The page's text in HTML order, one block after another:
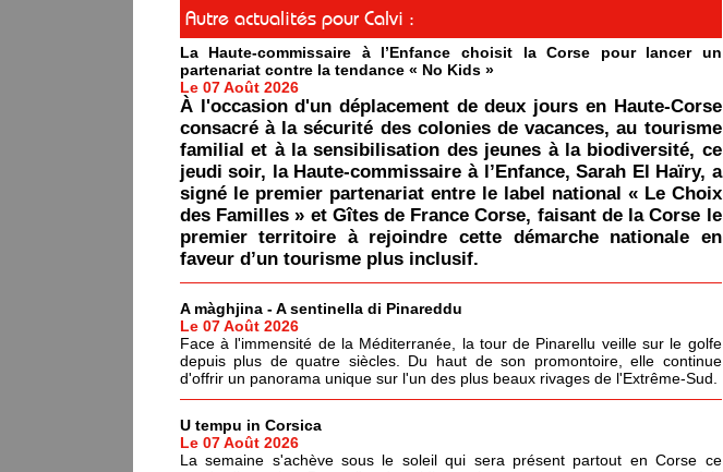
Autre actualités pour Calvi :
La Haute-commissaire à l’Enfance choisit la Corse pour lancer un
partenariat contre la tendance « No Kids »
Le 07 Août 2026
À l'occasion d'un déplacement de deux jours en Haute-Corse
consacré à la sécurité des colonies de vacances, au tourisme
familial et à la sensibilisation des jeunes à la biodiversité, ce
jeudi soir, la Haute-commissaire à l’Enfance, Sarah El Haïry, a
signé le premier partenariat entre le label national « Le Choix
des Familles » et Gîtes de France Corse, faisant de la Corse le
premier territoire à rejoindre cette démarche nationale en
faveur d’un tourisme plus inclusif.
A màghjina - A sentinella di Pinareddu
Le 07 Août 2026
Face à l'immensité de la Méditerranée, la tour de Pinarellu veille sur le golfe
depuis plus de quatre siècles. Du haut de son promontoire, elle continue
d'offrir un panorama unique sur l'un des plus beaux rivages de l'Extrême-Sud.
U tempu in Corsica
Le 07 Août 2026
La semaine s'achève sous le soleil qui sera présent partout en Corse ce